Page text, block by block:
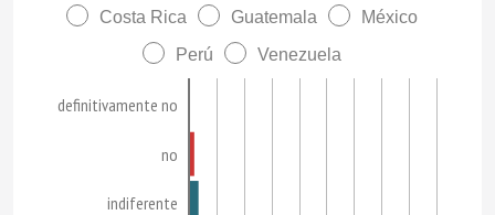
Costa Rica
Guatemala
México
Perú
Venezuela
definitivamente no
no
indiferente